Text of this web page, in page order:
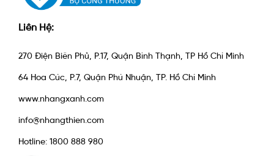
Liên Hệ:
270 Điện Biên Phủ, P.17, Quận Bình Thạnh, TP Hồ Chí Minh
64 Hoa Cúc, P.7, Quận Phú Nhuận, TP. Hồ Chí Minh
www.nhangxanh.com
info@nhangthien.com
Hotline: 1800 888 980